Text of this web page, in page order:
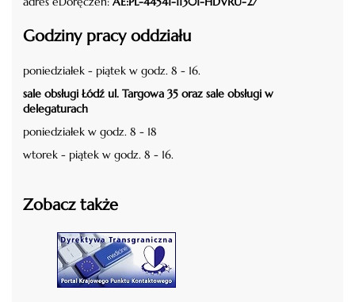
Godziny pracy oddziału
poniedziałek - piątek w godz. 8 - 16.
sale obsługi Łódź ul. Targowa 35 oraz sale obsługi w
delegaturach
poniedziałek w godz. 8 - 18
wtorek - piątek w godz. 8 - 16.
Zobacz także
czytaj więcej